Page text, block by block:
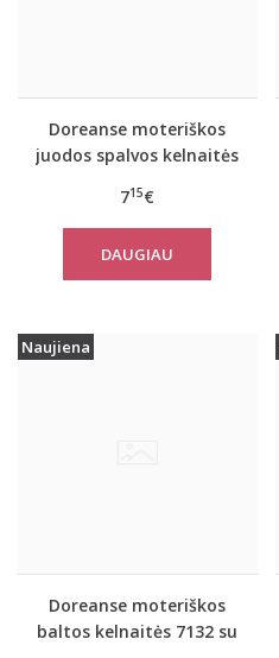
Doreanse moteriškos
juodos spalvos kelnaitės
715€
DAUGIAU
Naujiena
Doreanse moteriškos
baltos kelnaitės 7132 su